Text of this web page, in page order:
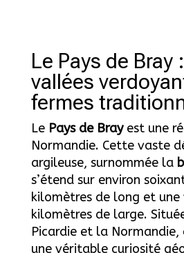
Le Pays de Bray
vallées
fermes
Le Pays de Brayest une
Normandie. Cette vaste
argileuse, surnommée la
s’étend sur environ
kilomètres de long et
kilomètres de large.
Picardie et la
une véritable curiosité